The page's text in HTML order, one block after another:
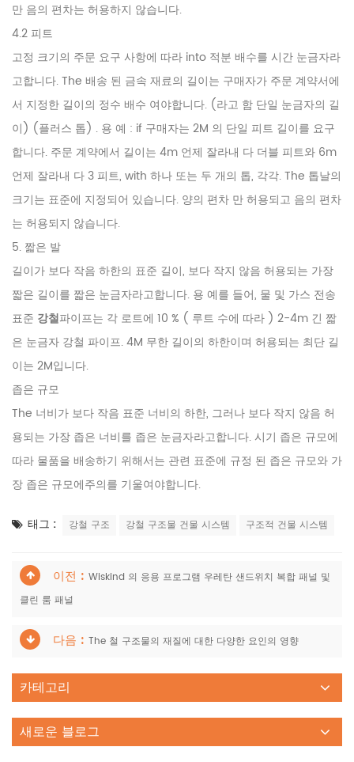
만 음의 편차는 허용하지 않습니다.
4.2 피트
고정 크기의 주문 요구 사항에 따라 into 적분 배수를 시간 눈금자라
고합니다. The 배송 된 금속 재료의 길이는 구매자가 주문 계약서에
서 지정한 길이의 정수 배수 여야합니다. (라고 함 단일 눈금자의 길
이) (플러스 톱) . 용 예 : if 구매자는 2M 의 단일 피트 길이를 요구
합니다. 주문 계약에서 길이는 4m 언제 잘라내 다 더블 피트와 6m
언제 잘라내 다 3 피트, with 하나 또는 두 개의 톱, 각각. The 톱날의
크기는 표준에 지정되어 있습니다. 양의 편차 만 허용되고 음의 편차
는 허용되지 않습니다.
5. 짧은 발
길이가 보다 작음 하한의 표준 길이, 보다 작지 않음 허용되는 가장
짧은 길이를 짧은 눈금자라고합니다. 용 예를 들어, 물 및 가스 전송
표준 강철파이프는 각 로트에 10 % ( 루트 수에 따라 ) 2-4m 긴 짧
은 눈금자 강철 파이프. 4M 무한 길이의 하한이며 허용되는 최단 길
이는 2M입니다.
좁은 규모
The 너비가 보다 작음 표준 너비의 하한, 그러나 보다 작지 않음 허
용되는 가장 좁은 너비를 좁은 눈금자라고합니다. 시기 좁은 규모에
따라 물품을 배송하기 위해서는 관련 표준에 규정 된 좁은 규모와 가
장 좁은 규모에주의를 기울여야합니다.
태그 : 강철 구조 강철 구조물 건물 시스템 구조적 건물 시스템
이전 : Wiskind 의 응용 프로그램 우레탄 샌드위치 복합 패널 및
클린 룸 패널
다음 : The 철 구조물의 재질에 대한 다양한 요인의 영향
카테고리
새로운 블로그